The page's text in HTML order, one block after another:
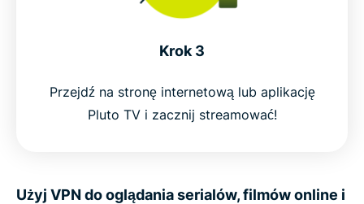
Krok 3
Przejdź na stronę internetową lub aplikację
Pluto TV i zacznij streamować!
Użyj VPN do oglądania serialów, filmów online i